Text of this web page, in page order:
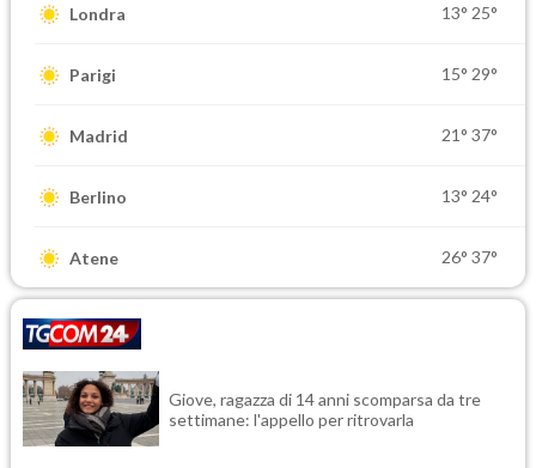
Londra 13° 25°
Parigi 15° 29°
Madrid 21° 37°
Berlino 13° 24°
Atene 26° 37°
Giove, ragazza di 14 anni scomparsa da tre
settimane: l'appello per ritrovarla